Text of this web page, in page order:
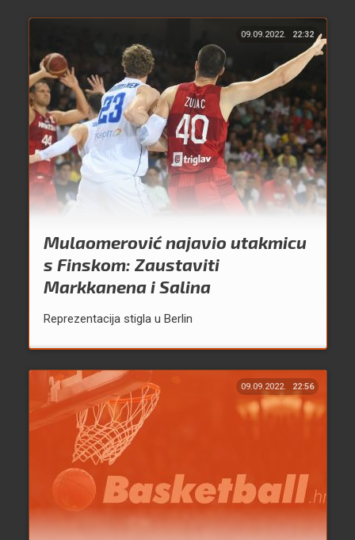
09.09.2022. 22:32
Mulaomerović najavio utakmicu
s Finskom: Zaustaviti
Markkanena i Salina
Reprezentacija stigla u Berlin
09.09.2022. 22:56